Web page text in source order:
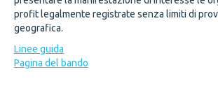
profit legalmente registrate senza limiti di
geografica.
Linee guida
Pagina del bando